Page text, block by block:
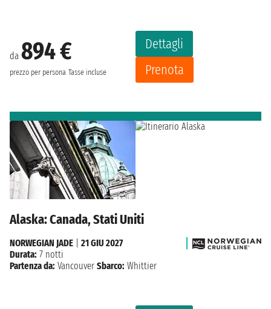
da 894 €
prezzo per persona Tasse incluse
Dettagli
Prenota
Alaska: Canada, Stati Uniti
NORWEGIAN JADE
21 GIU 2027
Durata: 7 notti
Partenza da: Vancouver Sbarco: Whittier